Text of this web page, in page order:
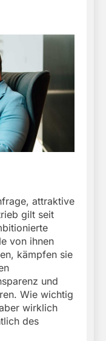
attraktive
gilt seit
von ihnen
kämpfen sie
und
Wie wichtig
wirklich
des